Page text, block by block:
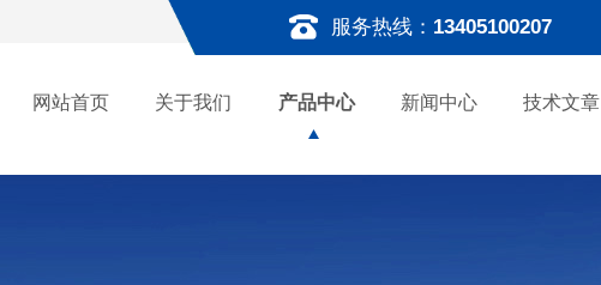
服务热线： 13405100207
网站首页 关于我们 产品中心 新闻中心 技术文章